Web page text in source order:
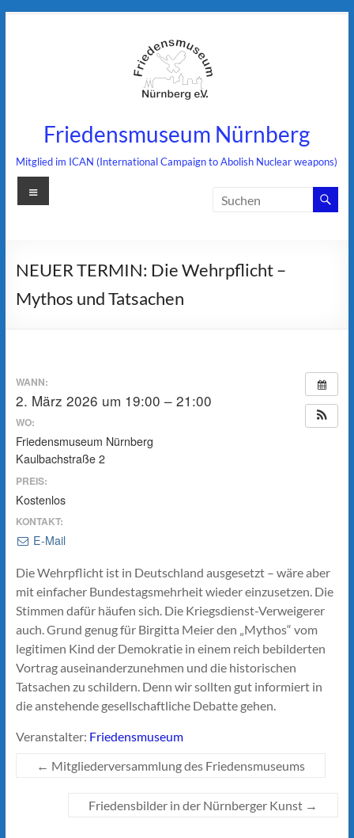
Friedensmuseum Nürnberg
Mitglied im ICAN (International Campaign to Abolish Nuclear weapons)
Menü
NEUER TERMIN: Die Wehrpflicht –
Mythos und Tatsachen
WANN:
2. März 2026 um 19:00 – 21:00
WO:
Friedensmuseum Nürnberg
Kaulbachstraße 2
PREIS:
Kostenlos
KONTAKT:
E-Mail
Die Wehrpflicht ist in Deutschland ausgesetzt – wäre aber
mit einfacher Bundestagsmehrheit wieder einzusetzen. Die
Stimmen dafür häufen sich. Die Kriegsdienst-Verweigerer
auch. Grund genug für Birgitta Meier den „Mythos“ vom
legitimen Kind der Demokratie in einem reich bebilderten
Vortrag auseinanderzunehmen und die historischen
Tatsachen zu schildern. Denn wir sollten gut informiert in
die anstehende gesellschaftliche Debatte gehen.
Veranstalter: Friedensmuseum
← Mitgliederversammlung des Friedensmuseums
Friedensbilder in der Nürnberger Kunst →